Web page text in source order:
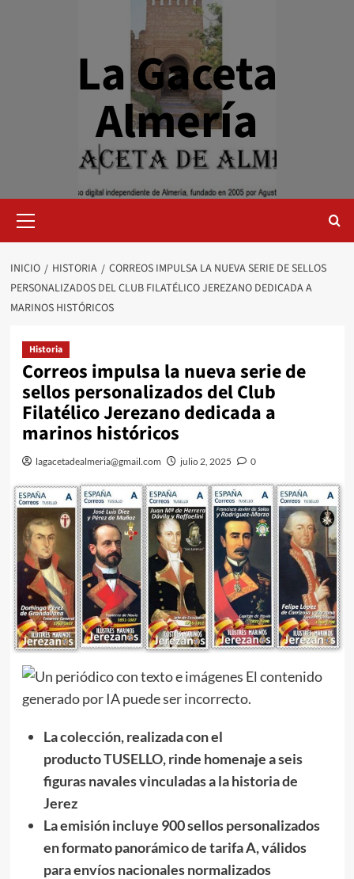
La Gaceta
Almería
primario
INICIO HISTORIA
CORREOS IMPULSA LA NUEVA SERIE DE SELLOS
PERSONALIZADOS DEL CLUB FILATÉLICO JEREZANO DEDICADA A
MARINOS HISTÓRICOS
Historia
Correos impulsa la nueva serie de
sellos personalizados del Club
Filatélico Jerezano dedicada a
marinos históricos
lagacetadealmeria@gmail.com julio 2, 2025 0
La colección, realizada con el
productoTUSELLO, rinde homenaje a seis
figuras navales vinculadas a la historia de
Jerez
La emisión incluye 900 sellos personalizados
en formato panorámico de tarifa A, válidos
para envíos nacionales normalizados